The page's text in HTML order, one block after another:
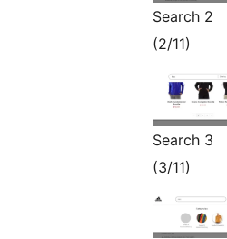
Search 2
(2/11)
Search 3
(3/11)